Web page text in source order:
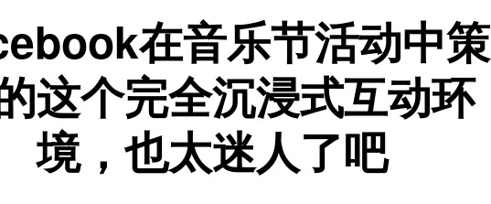
在音乐节活动中策
这个完全沉浸式互动环
境，也太迷人了吧